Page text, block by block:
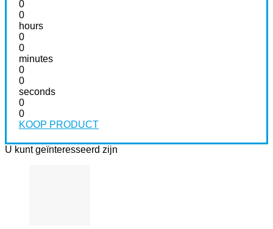
0
0
hours
0
0
minutes
0
0
seconds
0
0
KOOP PRODUCT
U kunt geïnteresseerd zijn